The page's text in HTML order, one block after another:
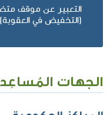
التعبير عن موقف
(التخفيض في
الجهات